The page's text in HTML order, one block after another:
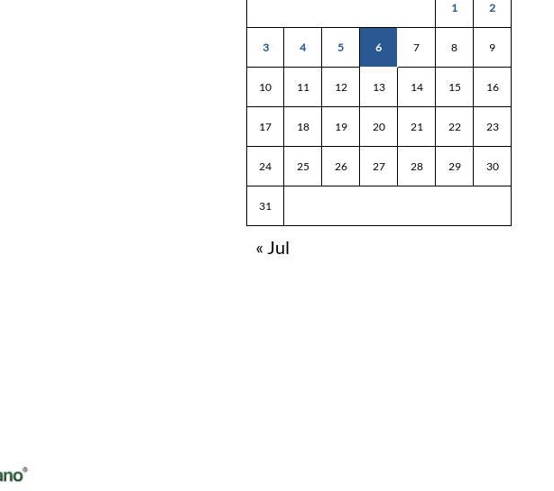
1 2
3 4 5 6 7 8 9
10 11 12 13 14 15 16
17 18 19 20 21 22 23
24 25 26 27 28 29 30
31
« Jul